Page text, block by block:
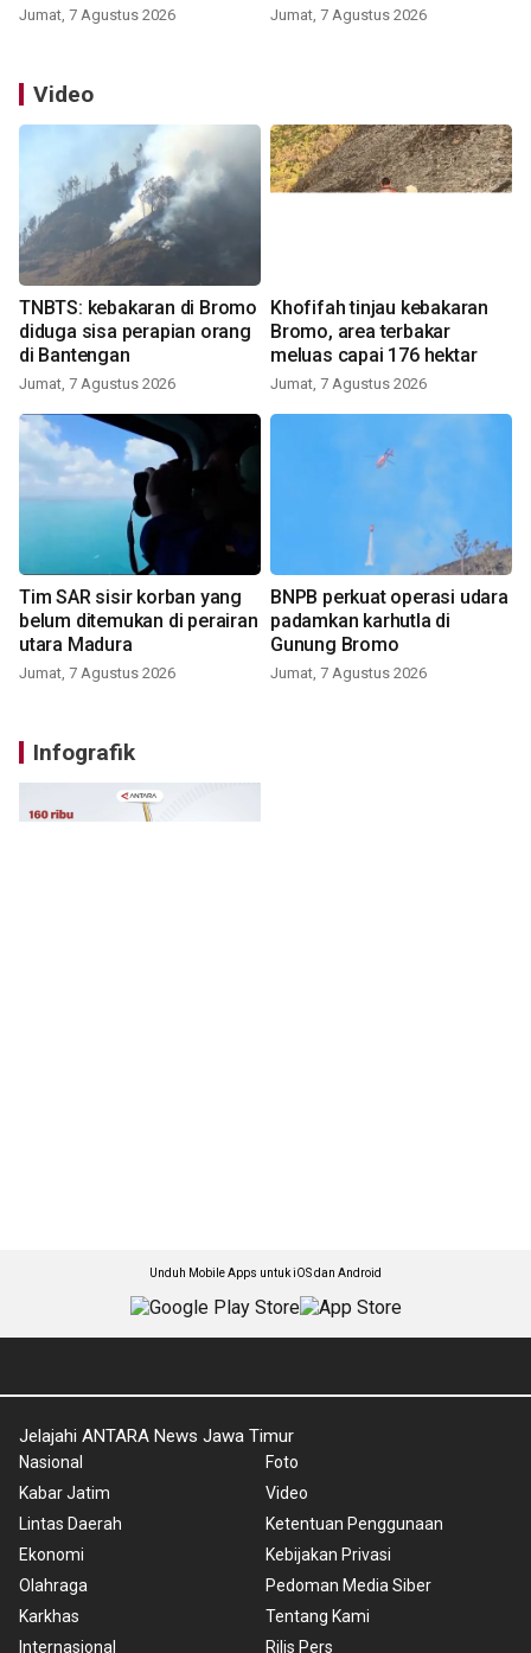
Jumat, 7 Agustus 2026 Jumat, 7 Agustus 2026
Video
TNBTS: kebakaran di Bromo
diduga sisa perapian orang
di Bantengan
Jumat, 7 Agustus 2026
Khofifah tinjau kebakaran
Bromo, area terbakar
meluas capai 176 hektar
Jumat, 7 Agustus 2026
Tim SAR sisir korban yang
belum ditemukan di perairan
utara Madura
Jumat, 7 Agustus 2026
BNPB perkuat operasi udara
padamkan karhutla di
Gunung Bromo
Jumat, 7 Agustus 2026
Infografik
Unduh Mobile Apps untuk iOS dan Android
Jelajahi ANTARA News Jawa Timur
Nasional
Kabar Jatim
Lintas Daerah
Ekonomi
Olahraga
Karkhas
Internasional
Foto
Video
Ketentuan Penggunaan
Kebijakan Privasi
Pedoman Media Siber
Tentang Kami
Rilis Pers